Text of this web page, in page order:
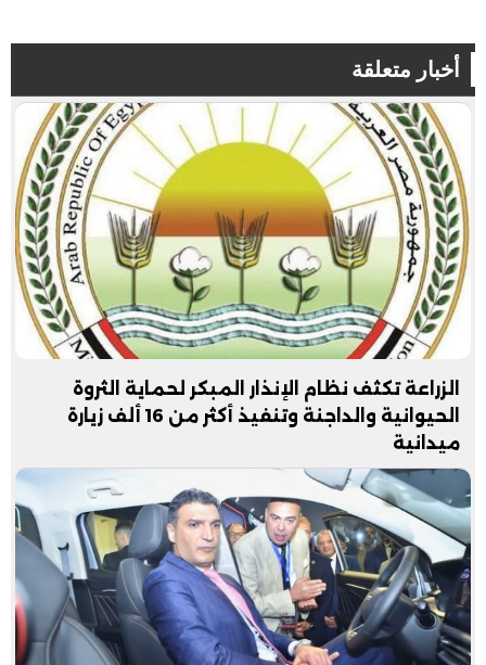
أخبار متعلقة
الزراعة تكثف نظام الإنذار المبكر لحماية الثروة
الحيوانية والداجنة وتنفيذ أكثر من 16 ألف زيارة
ميدانية